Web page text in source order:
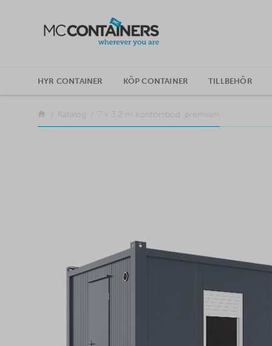
HYR CONTAINER KÖP CONTAINER TILLBEHÖR
Tillbaka
Katalog 7 x 3,2 m kontorsbod, premium